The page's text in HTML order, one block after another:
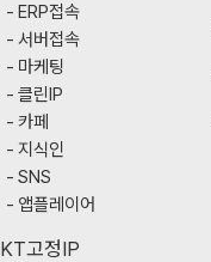
ERP접속
서버접속
마케팅
클린IP
카페
지식인
SNS
앱플레이어
KT고정IP